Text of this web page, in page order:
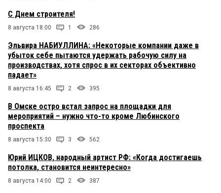
С Днем строителя!
8 августа 18:00 1 286
Эльвира НАБИУЛЛИНА: «Некоторые компании даже в
убыток себе пытаются удержать рабочую силу на
производствах, хотя спрос в их секторах объективно
падает»
8 августа 16:45 2 395
В Омске остро встал запрос на площадки для
мероприятий – нужно что-то кроме Любинского
проспекта
8 августа 15:30 3 562
Юрий ИЦКОВ, народный артист РФ: «Когда достигаешь
потолка, становится неинтересно»
8 августа 14:00 2 387